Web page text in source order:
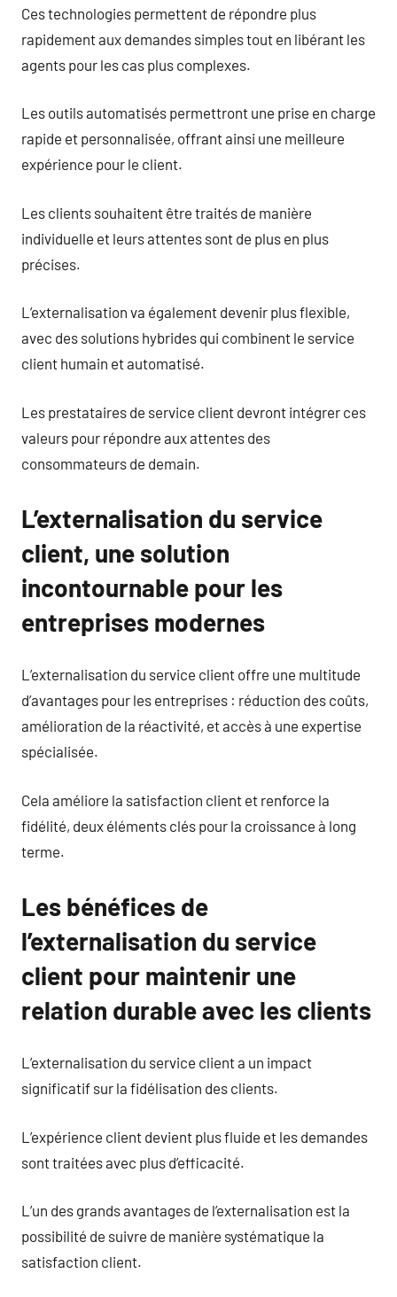
Ces technologies permettent de répondre plus
rapidement aux demandes simples tout en libérant les
agents pour les cas plus complexes.
Les outils automatisés permettront une prise en charge
rapide et personnalisée, offrant ainsi une meilleure
expérience pour le client.
Les clients souhaitent être traités de manière
individuelle et leurs attentes sont de plus en plus
précises.
L’externalisation va également devenir plus flexible,
avec des solutions hybrides qui combinent le service
client humain et automatisé.
Les prestataires de service client devront intégrer ces
valeurs pour répondre aux attentes des
consommateurs de demain.
L’externalisation du service
client, une solution
incontournable pour les
entreprises modernes
L’externalisation du service client offre une multitude
d’avantages pour les entreprises : réduction des coûts,
amélioration de la réactivité, et accès à une expertise
spécialisée.
Cela améliore la satisfaction client et renforce la
fidélité, deux éléments clés pour la croissance à long
terme.
Les bénéfices de
l’externalisation du service
client pour maintenir une
relation durable avec les clients
L’externalisation du service client a un impact
significatif sur la fidélisation des clients.
L’expérience client devient plus fluide et les demandes
sont traitées avec plus d’efficacité.
L’un des grands avantages de l’externalisation est la
possibilité de suivre de manière systématique la
satisfaction client.